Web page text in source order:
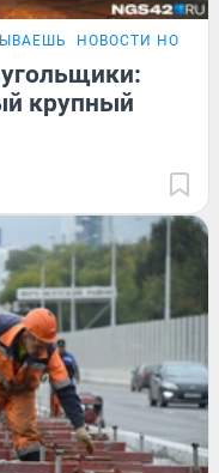
НОВОСТИ
крупный